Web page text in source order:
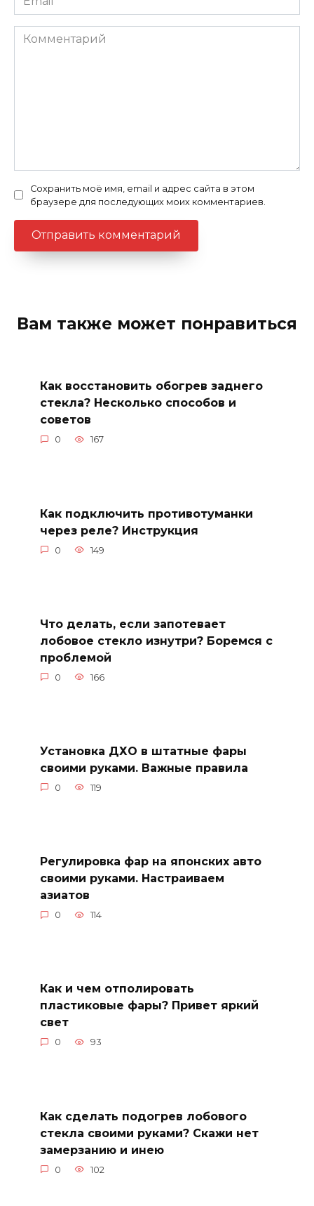
Комментарий
Сохранить моё имя, email и адрес сайта в этом
браузере для последующих моих комментариев.
Вам также может понравиться
Как восстановить обогрев заднего
стекла? Несколько способов и
советов
0 167
Как подключить противотуманки
через реле? Инструкция
0 149
Что делать, если запотевает
лобовое стекло изнутри? Боремся с
проблемой
0 166
Установка ДХО в штатные фары
своими руками. Важные правила
0 119
Регулировка фар на японских авто
своими руками. Настраиваем
азиатов
0 114
Как и чем отполировать
пластиковые фары? Привет яркий
свет
0 93
Как сделать подогрев лобового
стекла своими руками? Скажи нет
замерзанию и инею
0 102